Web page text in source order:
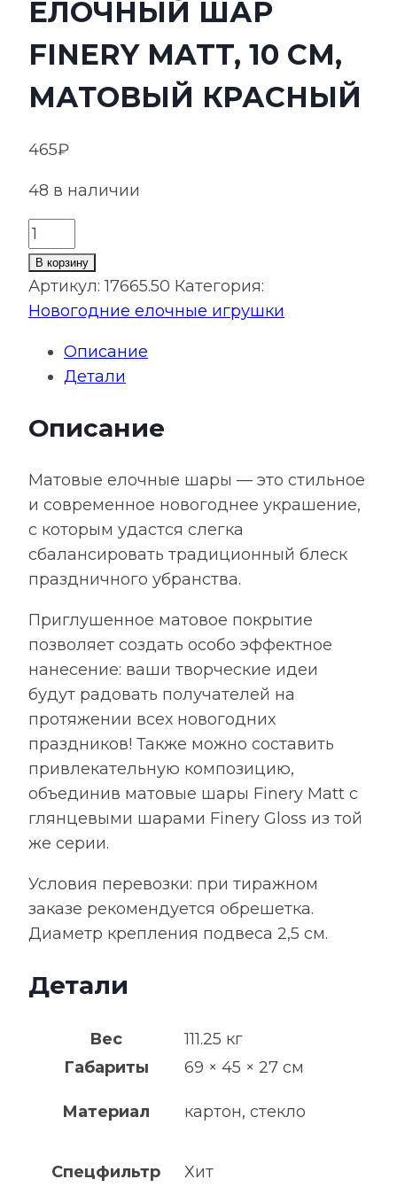
ЕЛОЧНЫЙ ШАР
FINERY MATT, 10 СМ,
МАТОВЫЙ КРАСНЫЙ
465₽
48 в наличии
Количество
товара
Елочный
шар
Matt,
матовый
В корзину
Артикул:17665.50 Категория:
Новогодние елочные игрушки
Описание
Детали
Описание
Матовые елочные шары — это стильное
и современное новогоднее украшение,
с которым удастся слегка
сбалансировать традиционный блеск
праздничного убранства.
Приглушенное матовое покрытие
позволяет создать особо эффектное
нанесение: ваши творческие идеи
будут радовать получателей на
протяжении всех новогодних
праздников! Также можно составить
привлекательную композицию,
объединив матовые шары Finery Matt с
глянцевыми шарами Finery Gloss из той
же серии.
Условия перевозки: при тиражном
заказе рекомендуется обрешетка.
Диаметр крепления подвеса 2,5 см.
Детали
Вес
111.25 кг
Габариты
69 × 45 × 27 см
Материал картон, стекло
Спецфильтр Хит